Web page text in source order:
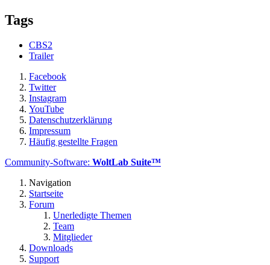
Tags
CBS2
Trailer
Facebook
Twitter
Instagram
YouTube
Datenschutzerklärung
Impressum
Häufig gestellte Fragen
Community-Software: WoltLab Suite™
Navigation
Startseite
Forum
Unerledigte Themen
Team
Mitglieder
Downloads
Support